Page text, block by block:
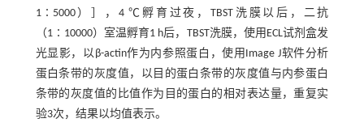
1∶5000）］，4 ℃孵育过夜，TBST洗膜以后，二抗
（1∶10000）室温孵育1 h后，TBST洗膜，使用ECL试剂盒发
光显影，以β-actin作为内参照蛋白，使用Image J软件分析
蛋白条带的灰度值，以目的蛋白条带的灰度值与内参蛋白
条带的灰度值的比值作为目的蛋白的相对表达量，重复实
验3次，结果以均值表示。